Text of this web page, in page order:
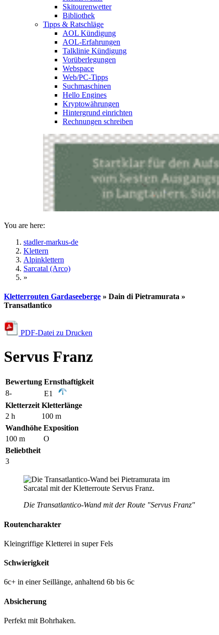
Skitourenwetter
Bibliothek
Tipps & Ratschläge
AOL Kündigung
AOL-Erfahrungen
Talklinie Kündigung
Vorüberlegungen
Webspace
Web/PC-Tipps
Suchmaschinen
Hello Engines
Kryptowährungen
Hintergrund einrichten
Rechnungen schreiben
You are here:
stadler-markus-de
Klettern
Alpinklettern
Sarcatal (Arco)
»
Kletterrouten Gardaseeberge » Dain di Pietramurata »
Transatlantico
PDF-Datei zu Drucken
Servus Franz
Bewertung Ernsthaftigkeit
8-
E1
Kletterzeit Kletterlänge
2 h
100 m
Wandhöhe Exposition
100 m
O
Beliebtheit
3
Die Transatlantico-Wand mit der Route "Servus Franz"
Routencharakter
Kleingriffige Kletterei in super Fels
Schwierigkeit
6c+ in einer Seillänge, anhaltend 6b bis 6c
Absicherung
Perfekt mit Bohrhaken.